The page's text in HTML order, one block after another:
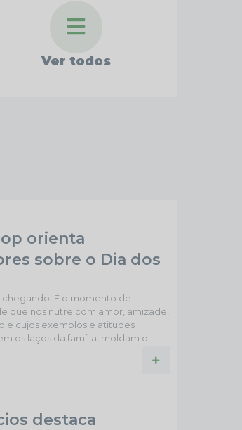
Ver todos
orienta
sobre o Dia dos
chegando! É o momento de
que nos nutre com amor, amizade,
e cujos exemplos e atitudes
os laços da família, moldam o
este momento com tranquilidade,
fundamentais para a
destaca